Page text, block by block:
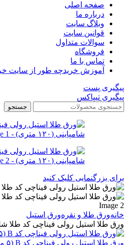
صفحه اصلی
درباره ما
وبلاگ سایت
قوانین سایت
سوالات متداول
فروشگاه
تماس با ما
آموزش خریدچه طور از سایت
پیگیری پست
پیگیری تیپاکس
جستجو
برای بزرگنمایی کلیک کنید
خانهورق طلا و نقرهورق استیل
ورق طلا استیل رولی فیناچی کد طلا شامپاینی
ورق طلا استیل رولی فیناچی کد B (۵ متری)